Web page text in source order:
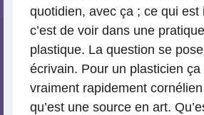
quotidien, avec ça ; ce qui est
c’est de voir dans une
plastique. La question se
écrivain. Pour un plasticien ça
vraiment rapidement
qu’est une source en art.